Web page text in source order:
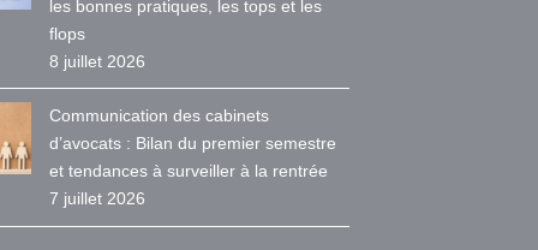
les bonnes pratiques, les tops et les
flops
8 juillet 2026
Communication des cabinets
d’avocats : Bilan du premier semestre
et tendances à surveiller à la rentrée
7 juillet 2026